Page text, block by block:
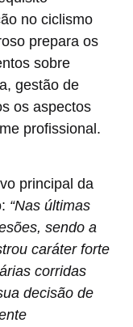
no ciclismo
prepara os
sobre
gestão de
os aspectos
profissional.
principal da
“Nas últimas
sendo a
caráter forte
corridas
decisão de